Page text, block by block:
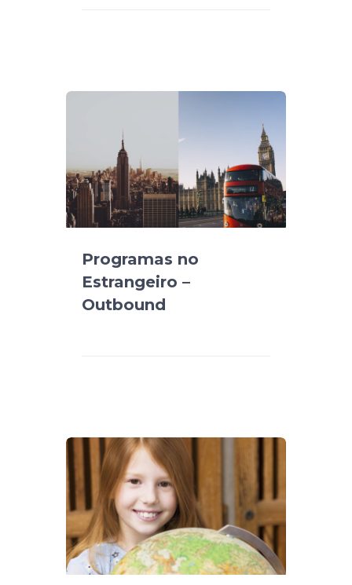
Programas no
Estrangeiro –
Outbound